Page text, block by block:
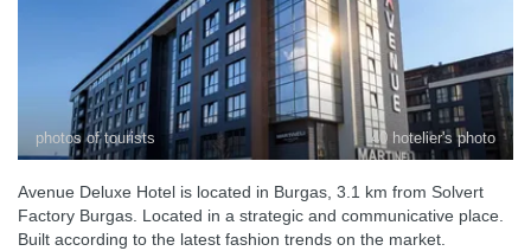
photos of tourists 40 hotelier's photo
Avenue Deluxe Hotel is located in Burgas, 3.1 km from Solvert
Factory Burgas. Located in a strategic and communicative place.
Built according to the latest fashion trends on the market.